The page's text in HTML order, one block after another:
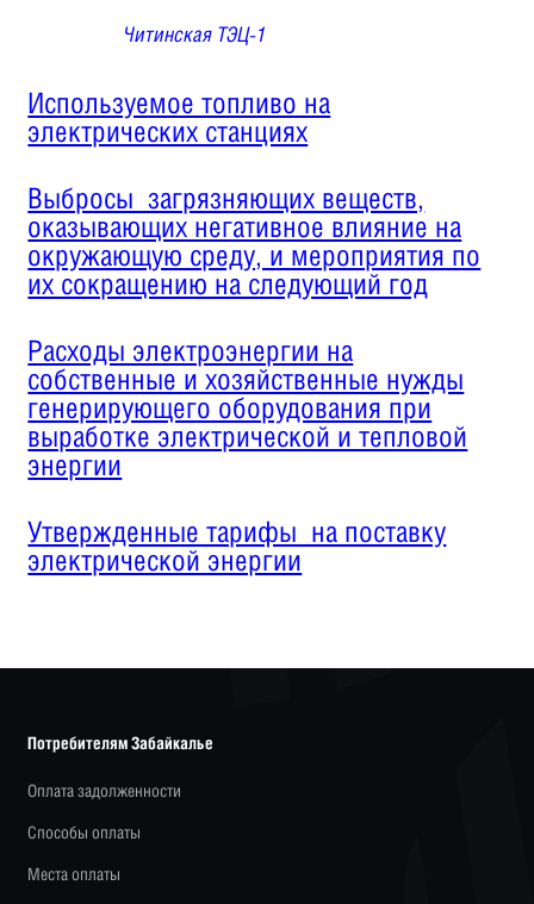
Читинская ТЭЦ-1
Используемое топливо на
электрических станциях
Выбросы загрязняющих веществ,
оказывающих негативное влияние на
окружающую среду, и мероприятия по
их сокращению на следующий год
Расходы электроэнергии на
собственные и хозяйственные нужды
генерирующего оборудования при
выработке электрической и тепловой
энергии
Утвержденные тарифы на поставку
электрической энергии
Потребителям Забайкалье
Оплата задолженности
Способы оплаты
Места оплаты